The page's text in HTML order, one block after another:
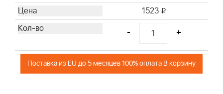
1523 i
- +
Поставка из EU до 5 месяцев 100% оплата В корзину